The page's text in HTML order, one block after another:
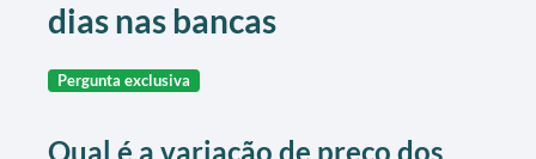
dias nas bancas
Pergunta exclusiva
Qual é a variação de preço dos